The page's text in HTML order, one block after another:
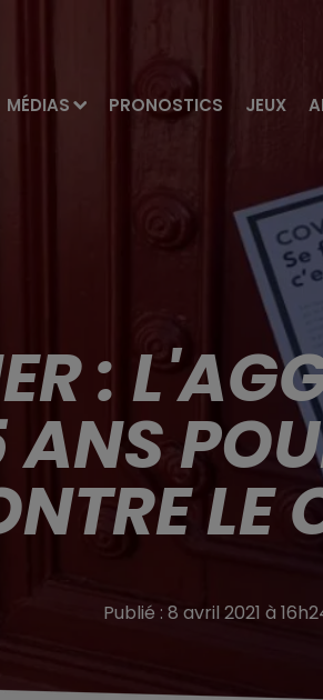
MÉDIAS PRONOSTICS JEUX
:
ANS
LE
Publié : 8 avril 2021 à